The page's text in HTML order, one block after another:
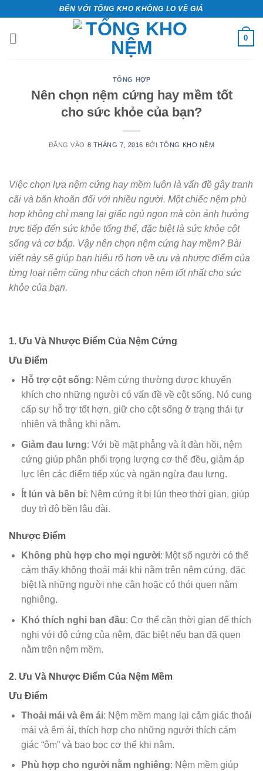
nội
ĐẾN VỚI TỔNG KHO KHÔNG LO VỀ GIÁ
0
TỔNG HỢP
Nên chọn nệm cứng hay mềm tốt
cho sức khỏe của bạn?
ĐĂNG VÀO 8 THÁNG 7, 2016 BỞI TỔNG KHO NỆM
Việc chọn lựa nệm cứng hay mềm luôn là vấn đề gây tranh
cãi và băn khoăn đối với nhiều người. Một chiếc nệm phù
hợp không chỉ mang lại giấc ngủ ngon mà còn ảnh hưởng
trực tiếp đến sức khỏe tổng thể, đặc biệt là sức khỏe cột
sống và cơ bắp. Vậy nên chọn nệm cứng hay mềm? Bài
viết này sẽ giúp bạn hiểu rõ hơn về ưu và nhược điểm của
từng loại nệm cũng như cách chọn nệm tốt nhất cho sức
khỏe của bạn.
1. Ưu Và Nhược Điểm Của Nệm Cứng
Ưu Điểm
Hỗ trợ cột sống: Nệm cứng thường được khuyến
khích cho những người có vấn đề về cột sống. Nó cung
cấp sự hỗ trợ tốt hơn, giữ cho cột sống ở trạng thái tự
nhiên và thẳng khi nằm.
Giảm đau lưng: Với bề mặt phẳng và ít đàn hồi, nệm
cứng giúp phân phối trọng lượng cơ thể đều, giảm áp
lực lên các điểm tiếp xúc và ngăn ngừa đau lưng.
Ít lún và bền bỉ: Nệm cứng ít bị lún theo thời gian, giúp
duy trì độ bền lâu dài.
Nhược Điểm
Không phù hợp cho mọi người: Một số người có thể
cảm thấy không thoải mái khi nằm trên nệm cứng, đặc
biệt là những người nhẹ cân hoặc có thói quen nằm
nghiêng.
Khó thích nghi ban đầu: Cơ thể cần thời gian để thích
nghi với độ cứng của nệm, đặc biệt nếu bạn đã quen
nằm trên nệm mềm.
2. Ưu Và Nhược Điểm Của Nệm Mềm
Ưu Điểm
Thoải mái và êm ái: Nệm mềm mang lại cảm giác thoải
mái và êm ái, thích hợp cho những người thích cảm
giác “ôm” và bao bọc cơ thể khi nằm.
Phù hợp cho người nằm nghiêng: Nệm mềm giúp